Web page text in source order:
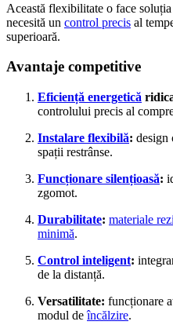
Această flexibilitate o face
necesită un control precis al
superioară.
Avantaje competitive
Eficiență energetică
controlului precis al
Instalare flexibilă: design
spații restrânse.
Funcționare silențioasă:
zgomot.
Durabilitate: materiale
minimă.
Control inteligent:
de la distanță.
Versatilitate: funcționare
modul deîncălzire.